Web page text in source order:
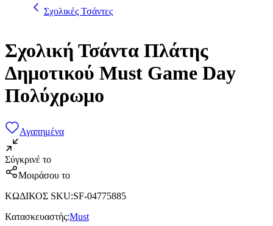
Σχολικές Τσάντες
Σχολική Τσάντα Πλάτης
Δημοτικού Must Game Day
Πολύχρωμο
Αγαπημένα
Σύγκρινέ το
Μοιράσου το
ΚΩΔΙΚΟΣ SKU:SF-04775885
Κατασκευαστής:Must